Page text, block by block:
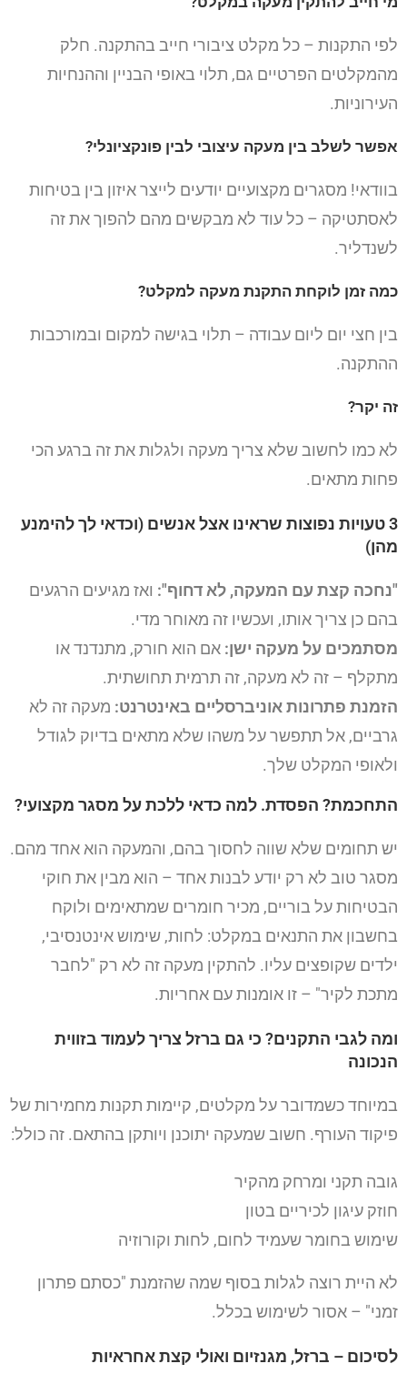
לפי התקנות – כל מקלט ציבורי חייב בהתקנה. חלק
מהמקלטים הפרטיים גם, תלוי באופי הבניין וההנחיות
העירוניות.
אפשר לשלב בין מעקה עיצובי לבין פונקציונלי?
בוודאי! מסגרים מקצועיים יודעים לייצר איזון בין בטיחות
לאסתטיקה – כל עוד לא מבקשים מהם להפוך את זה
לשנדליר.
כמה זמן לוקחת התקנת מעקה למקלט?
בין חצי יום ליום עבודה – תלוי בגישה למקום ובמורכבות
ההתקנה.
זה יקר?
לא כמו לחשוב שלא צריך מעקה ולגלות את זה ברגע הכי
פחות מתאים.
3 טעויות נפוצות שראינו אצל אנשים (וכדאי לך להימנע
מהן)
"נחכה קצת עם המעקה, לא דחוף": ואז מגיעים הרגעים
בהם כן צריך אותו, ועכשיו זה מאוחר מדי.
מסתמכים על מעקה ישן: אם הוא חורק, מתנדנד או
מתקלף – זה לא מעקה, זה תרמית תחושתית.
הזמנת פתרונות אוניברסליים באינטרנט: מעקה זה לא
גרביים, אל תתפשר על משהו שלא מתאים בדיוק לגודל
ולאופי המקלט שלך.
התחכמת? הפסדת. למה כדאי ללכת על מסגר מקצועי?
יש תחומים שלא שווה לחסוך בהם, והמעקה הוא אחד מהם.
מסגר טוב לא רק יודע לבנות אחד – הוא מבין את חוקי
הבטיחות על בוריים, מכיר חומרים שמתאימים ולוקח
בחשבון את התנאים במקלט: לחות, שימוש אינטנסיבי,
ילדים שקופצים עליו. להתקין מעקה זה לא רק "לחבר
מתכת לקיר" – זו אומנות עם אחריות.
ומה לגבי התקנים? כי גם ברזל צריך לעמוד בזווית
הנכונה
במיוחד כשמדובר על מקלטים, קיימות תקנות מחמירות של
פיקוד העורף. חשוב שמעקה יתוכנן ויותקן בהתאם. זה כולל:
גובה תקני ומרחק מהקיר
חוזק עיגון לכיריים בטון
שימוש בחומר שעמיד לחום, לחות וקורוזיה
לא היית רוצה לגלות בסוף שמה שהזמנת "כסתם פתרון
זמני" – אסור לשימוש בכלל.
לסיכום – ברזל, מגנזיום ואולי קצת אחראיות